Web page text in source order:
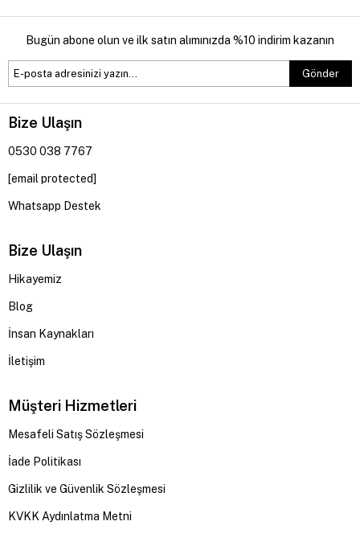
Bugün abone olun ve ilk satın alımınızda %10 indirim kazanın
Gönder
Bize Ulaşın
0530 038 7767
[email protected]
Whatsapp Destek
Bize Ulaşın
Hikayemiz
Blog
İnsan Kaynakları
İletişim
Müşteri Hizmetleri
Mesafeli Satış Sözleşmesi
İade Politikası
Gizlilik ve Güvenlik Sözleşmesi
KVKK Aydınlatma Metni